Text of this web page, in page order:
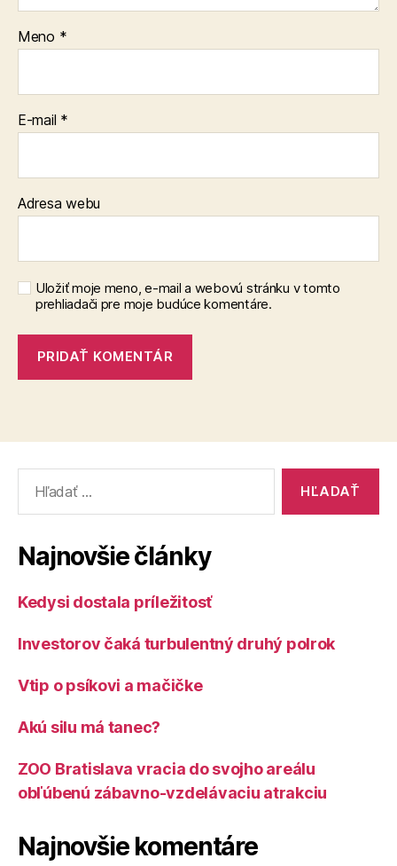
Meno *
E-mail *
Adresa webu
Uložiť moje meno, e-mail a webovú stránku v tomto
prehliadači pre moje budúce komentáre.
Najnovšie články
Kedysi dostala príležitosť
Investorov čaká turbulentný druhý polrok
Vtip o psíkovi a mačičke
Akú silu má tanec?
ZOO Bratislava vracia do svojho areálu
obľúbenú zábavno-vzdelávaciu atrakciu
Najnovšie komentáre